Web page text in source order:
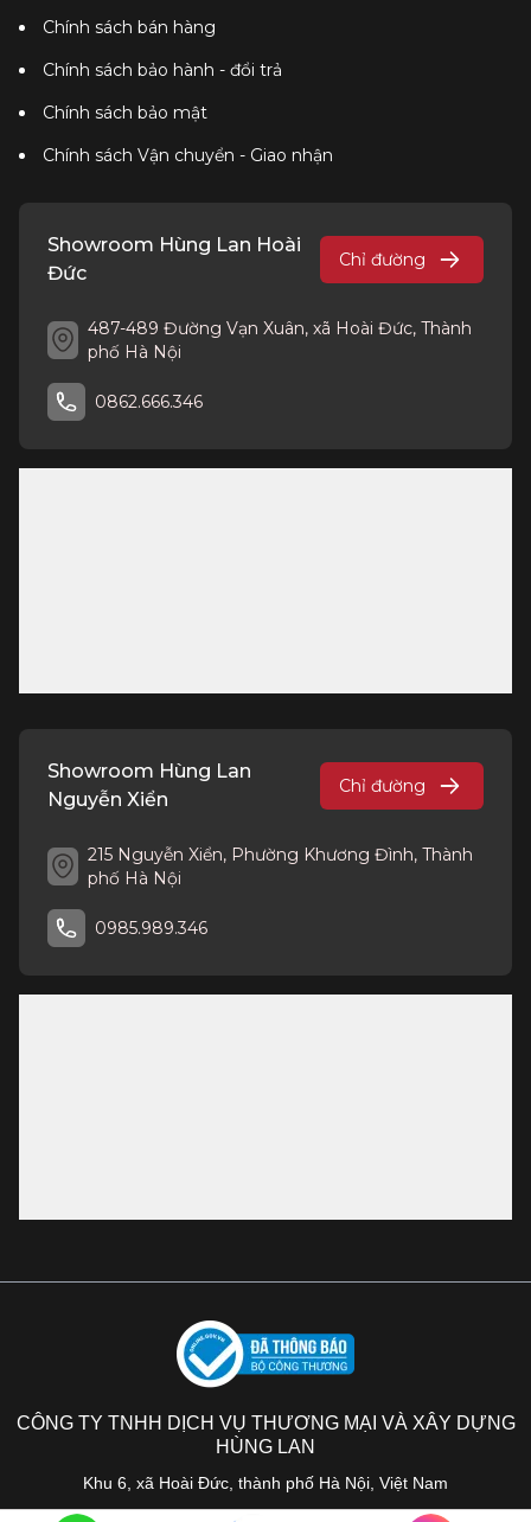
Chính sách bán hàng
Chính sách bảo hành - đổi trả
Chính sách bảo mật
Chính sách Vận chuyển - Giao nhận
Showroom Hùng Lan Hoài
Đức
Chỉ đường
487-489 Đường Vạn Xuân, xã Hoài Đức, Thành
phố Hà Nội
0862.666.346
Showroom Hùng Lan
Nguyễn Xiển
Chỉ đường
215 Nguyễn Xiển, Phường Khương Đình, Thành
phố Hà Nội
0985.989.346
CÔNG TY TNHH DỊCH VỤ THƯƠNG MẠI VÀ XÂY DỰNG
HÙNG LAN
Khu 6, xã Hoài Đức, thành phố Hà Nội, Việt Nam